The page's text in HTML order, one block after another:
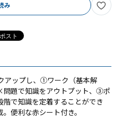
み
アップし、①ワーク（基本解
題で知識をアウトプット、③ポ
で知識を定着することができ
便利な赤シート付き。